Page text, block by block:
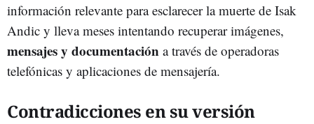
información relevante para esclarecer la muerte de Isak
Andic y lleva meses intentando recuperar imágenes,
mensajes y documentación a través de operadoras
telefónicas y aplicaciones de mensajería.
Contradicciones en su versión